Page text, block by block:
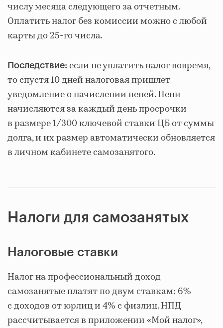
числу месяца следующего за отчетным.
Оплатить налог без комиссии можно с любой
карты до 25-го числа.
Последствие: если не уплатить налог вовремя,
то спустя 10 дней налоговая пришлет
уведомление о начислении пеней. Пени
начисляются за каждый день просрочки
в размере 1/300 ключевой ставки ЦБ от суммы
долга, и их размер автоматически обновляется
в личном кабинете самозанятого.
Налоги для самозанятых
Налоговые ставки
Налог на профессиональный доход
самозанятые платят по двум ставкам: 6%
с доходов от юрлиц и 4% с физлиц. НПД
рассчитывается в приложении «Мой налог»,